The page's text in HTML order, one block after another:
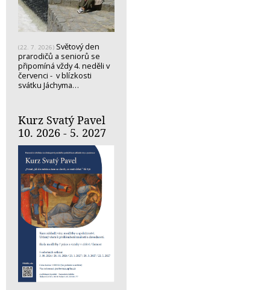
(22. 7. 2026) Světový den
prarodičů a seniorů se
připomíná vždy 4. neděli v
červenci - v blízkosti
svátku Jáchyma…
Kurz Svatý Pavel
10. 2026 - 5. 2027